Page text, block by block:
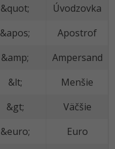
&quot;
Úvodzovka
&apos;
Apostrof
&amp;
Ampersand
&lt;
Menšie
&gt;
Väčšie
&euro;
Euro